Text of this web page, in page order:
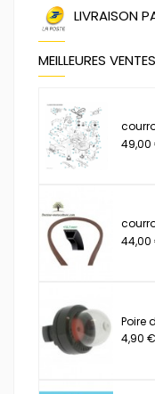
LIVRAISON
MEILLEURES VENTES
49,00
44,00
Poire
4,90 €